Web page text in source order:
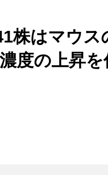
株はマウス
度の上昇を